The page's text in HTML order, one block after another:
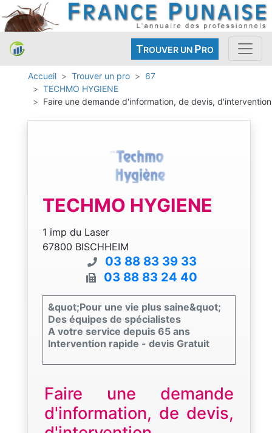
TROUVER UN PRO
Accueil Trouver un pro
67
TECHMO HYGIENE
Faire une demande d'information, de devis, d'intervention
TECHMO HYGIENE
1 imp du Laser
67800 BISCHHEIM
03 88 83 39 33
03 88 83 24 40
&quot;Pour une vie plus saine&quot;
Des équipes de spécialistes
A votre service depuis 65 ans
Intervention rapide - devis Gratuit
Faire une demande
d'information, de devis,